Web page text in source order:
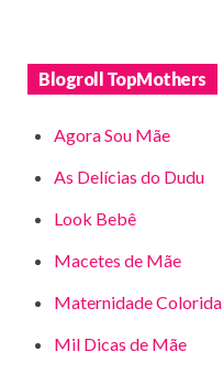
Blogroll TopMothers
Agora Sou Mãe
As Delícias do Dudu
Look Bebê
Macetes de Mãe
Maternidade Colorida
Mil Dicas de Mãe